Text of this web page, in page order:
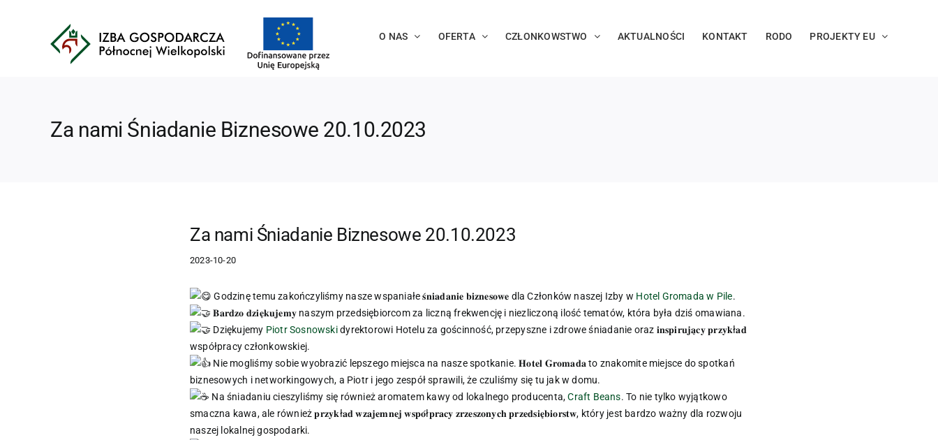
O NAS OFERTA CZŁONKOWSTWO AKTUALNOŚCI KONTAKT RODO PROJEKTY EU
Za nami Śniadanie Biznesowe 20.10.2023
Za nami Śniadanie Biznesowe 20.10.2023
2023-10-20
Godzinę temu zakończyliśmy nasze wspaniałe 𝐬́𝐧𝐢𝐚𝐝𝐚𝐧𝐢𝐞 𝐛𝐢𝐳𝐧𝐞𝐬𝐨𝐰𝐞 dla Członków naszej Izby w Hotel Gromada w Pile.
𝐁𝐚𝐫𝐝𝐳𝐨 𝐝𝐳𝐢𝐞̨𝐤𝐮𝐣𝐞𝐦𝐲 naszym przedsiębiorcom za liczną frekwencję i niezliczoną ilość tematów, która była dziś omawiana.
Dziękujemy Piotr Sosnowskidyrektorowi Hotelu za gościnność, przepyszne i zdrowe śniadanie oraz 𝐢𝐧𝐬𝐩𝐢𝐫𝐮𝐣𝐚̨𝐜𝐲 𝐩𝐫𝐳𝐲𝐤ł𝐚𝐝
współpracy członkowskiej.
Nie mogliśmy sobie wyobrazić lepszego miejsca na nasze spotkanie. 𝐇𝐨𝐭𝐞𝐥 𝐆𝐫𝐨𝐦𝐚𝐝𝐚 to znakomite miejsce do spotkań
biznesowych i networkingowych, a Piotr i jego zespół sprawili, że czuliśmy się tu jak w domu.
Na śniadaniu cieszyliśmy się również aromatem kawy od lokalnego producenta,Craft Beans. To nie tylko wyjątkowo
smaczna kawa, ale również 𝐩𝐫𝐳𝐲𝐤ł𝐚𝐝 𝐰𝐳𝐚𝐣𝐞𝐦𝐧𝐞𝐣 𝐰𝐬𝐩𝐨́ł𝐩𝐫𝐚𝐜𝐲 𝐳𝐫𝐳𝐞𝐬𝐳𝐨𝐧𝐲𝐜𝐡 𝐩𝐫𝐳𝐞𝐝𝐬𝐢𝐞̨𝐛𝐢𝐨𝐫𝐬𝐭𝐰, który jest bardzo ważny dla rozwoju
naszej lokalnej gospodarki.